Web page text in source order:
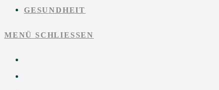
GESUNDHEIT
MENÜ SCHLIESSEN